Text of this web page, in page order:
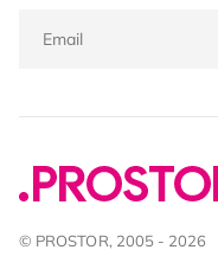
© PROSTOR, 2005 - 2026